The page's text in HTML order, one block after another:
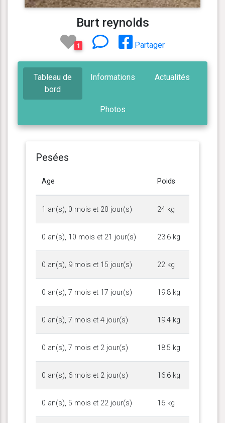
Burt reynolds
1 Partager
Tableau de
bord
Informations Actualités
Photos
Pesées
Age Poids
1 an(s), 0 mois et 20 jour(s) 24 kg
0 an(s), 10 mois et 21 jour(s) 23.6 kg
0 an(s), 9 mois et 15 jour(s) 22 kg
0 an(s), 7 mois et 17 jour(s) 19.8 kg
0 an(s), 7 mois et 4 jour(s) 19.4 kg
0 an(s), 7 mois et 2 jour(s) 18.5 kg
0 an(s), 6 mois et 2 jour(s) 16.6 kg
0 an(s), 5 mois et 22 jour(s) 16 kg